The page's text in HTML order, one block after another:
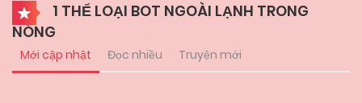
1 THỂ LOẠI BOT NGOÀI LẠNH TRONG
NÓNG
Mới cập nhật Đọc nhiều Truyện mới